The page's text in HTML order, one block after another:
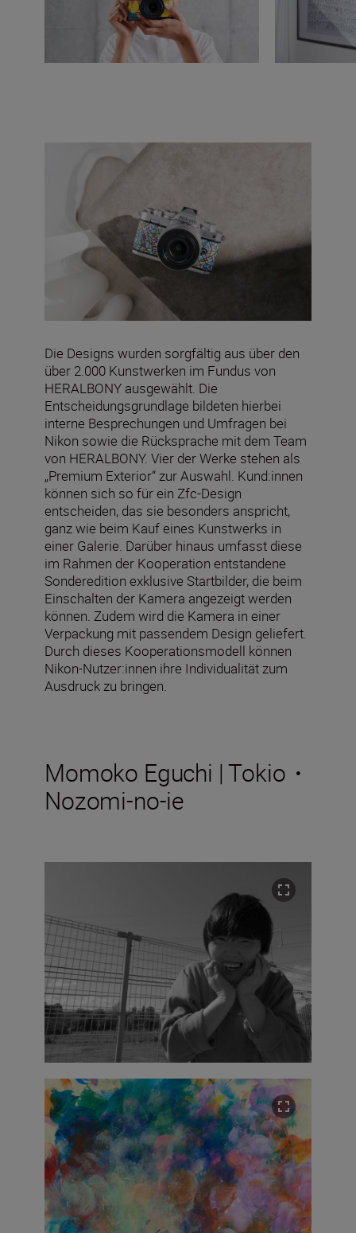
Die Designs wurden sorgfältig aus über den
über 2.000 Kunstwerken im Fundus von
HERALBONY ausgewählt. Die
Entscheidungsgrundlage bildeten hierbei
interne Besprechungen und Umfragen bei
Nikon sowie die Rücksprache mit dem Team
von HERALBONY. Vier der Werke stehen als
„Premium Exterior“ zur Auswahl. Kund:innen
können sich so für ein Zfc-Design
entscheiden, das sie besonders anspricht,
ganz wie beim Kauf eines Kunstwerks in
einer Galerie. Darüber hinaus umfasst diese
im Rahmen der Kooperation entstandene
Sonderedition exklusive Startbilder, die beim
Einschalten der Kamera angezeigt werden
können. Zudem wird die Kamera in einer
Verpackung mit passendem Design geliefert.
Durch dieses Kooperationsmodell können
Nikon-Nutzer:innen ihre Individualität zum
Ausdruck zu bringen.
Momoko Eguchi | Tokio・
Nozomi-no-ie